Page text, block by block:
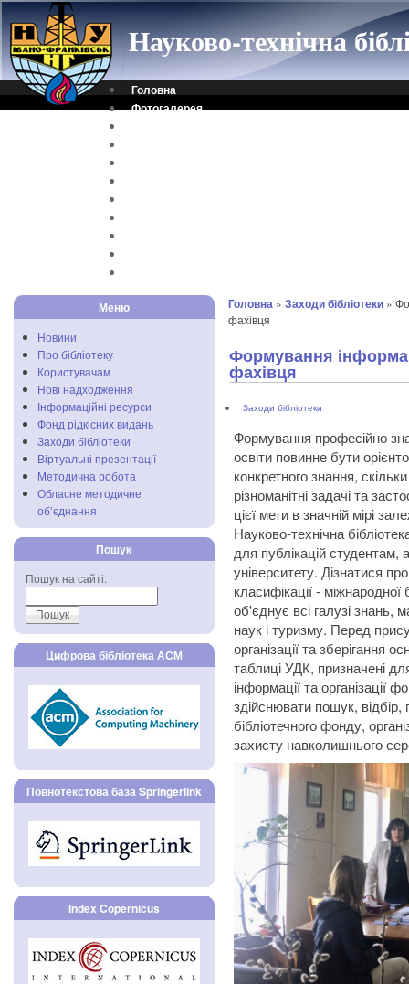
Науково-технічна
Головна
Фотогалерея
Меню
Новини
Про бібліотеку
Користувачам
Нові надходження
Інформаційні ресурси
Фонд рідкісних видань
Заходи бібліотеки
Віртуальні презентації
Методична робота
Обласне методичне
об’єднання
Пошук
Пошук на сайті:
Цифрова бібліотека АСМ
Повнотекстова база Springerlink
Index Copernicus
Головна » Заходи бібліотеки »
фахівця
Формування
фахівця
Заходи бібліотеки
Формування професійно
освіти повинне бути
конкретного знання,
різноманітні задачі та
цієї мети в значній мірі
Науково-технічна
для публікацій
університету. Дізнатися
класифікації -
об'єднує всі галузі знань,
наук і туризму. Перед
організації та зберігання
таблиці УДК, призначені
інформації та організації
здійснювати пошук,
бібліотечного фонду,
захисту навколишнього